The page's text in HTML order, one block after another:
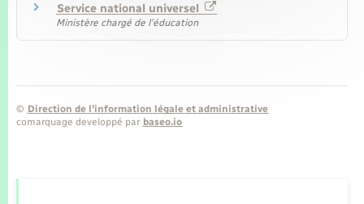
Service national universel
Ministère chargé de l'éducation
© Direction de l’information légale et administrative
comarquage developpé par baseo.io